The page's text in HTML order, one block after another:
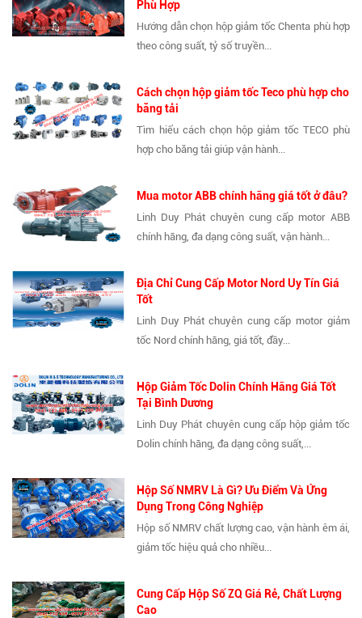
Phù Hợp
Hướng dẫn chọn hộp giảm tốc Chenta phù hợp
theo công suất, tỷ số truyền...
Cách chọn hộp giảm tốc Teco phù hợp cho
băng tải
Tìm hiểu cách chọn hộp giảm tốc TECO phù
hợp cho băng tải giúp vận hành...
Mua motor ABB chính hãng giá tốt ở đâu?
Linh Duy Phát chuyên cung cấp motor ABB
chính hãng, đa dạng công suất, vận hành...
Địa Chỉ Cung Cấp Motor Nord Uy Tín Giá
Tốt
Linh Duy Phát chuyên cung cấp motor giảm
tốc Nord chính hãng, giá tốt, đầy...
Hộp Giảm Tốc Dolin Chính Hãng Giá Tốt
Tại Bình Dương
Linh Duy Phát chuyên cung cấp hộp giảm tốc
Dolin chính hãng, đa dạng công suất,...
Hộp Số NMRV Là Gì? Ưu Điểm Và Ứng
Dụng Trong Công Nghiệp
Hộp số NMRV chất lượng cao, vận hành êm ái,
giảm tốc hiệu quả cho nhiều...
Cung Cấp Hộp Số ZQ Giá Rẻ, Chất Lượng
Cao